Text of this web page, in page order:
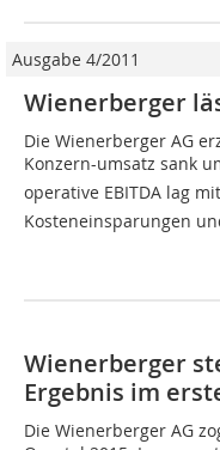
Ausgabe 4/2011
Wienerberger
Die Wienerberger AG
Konzern-umsatz sank
operative EBITDA lag
Kostenein­sparungen
Wienerberger
Ergebnis im
Die Wienerberger AG